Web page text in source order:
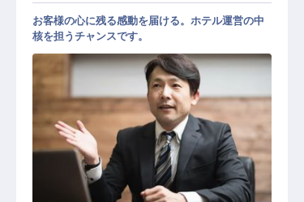
宿泊副支配人
お客様の心に残る感動を届ける。ホテル運営の中
核を担うチャンスです。